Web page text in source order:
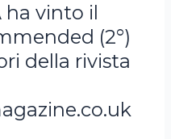
ha vinto il
(2°)
della rivista